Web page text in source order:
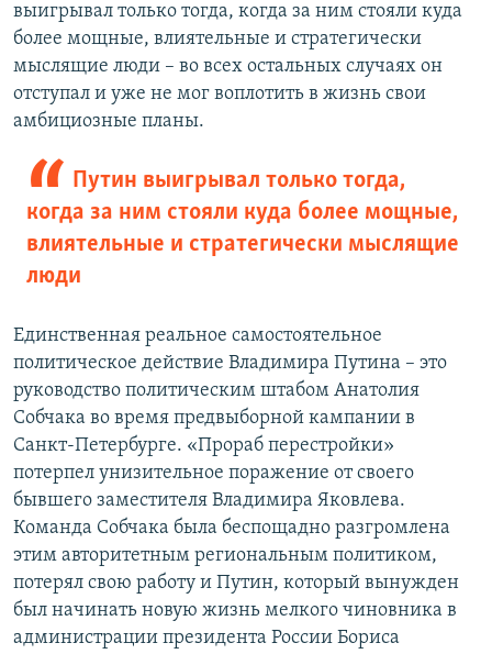
выигрывал только тогда, когда за ним стояли куда
более мощные, влиятельные и стратегически
мыслящие люди – во всех остальных случаях он
отступал и уже не мог воплотить в жизнь свои
амбициозные планы.
Путин выигрывал только тогда,
когда за ним стояли куда более мощные,
влиятельные и стратегически мыслящие
люди
Единственная реальное самостоятельное
политическое действие Владимира Путина – это
руководство политическим штабом Анатолия
Собчака во время предвыборной кампании в
Санкт-Петербурге. «Прораб перестройки»
потерпел унизительное поражение от своего
бывшего заместителя Владимира Яковлева.
Команда Собчака была беспощадно разгромлена
этим авторитетным региональным политиком,
потерял свою работу и Путин, который вынужден
был начинать новую жизнь мелкого чиновника в
администрации президента России Бориса